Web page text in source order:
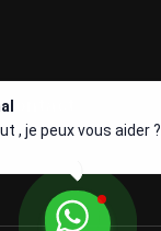
, je peux vous aider ?